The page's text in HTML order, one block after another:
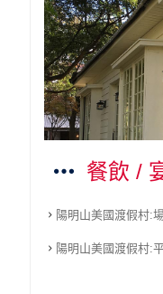
餐飲 /
陽明山美國渡假村:
陽明山美國渡假村: